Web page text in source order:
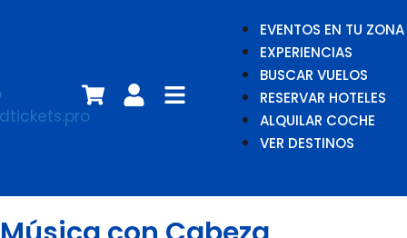
EVENTOS EN TU ZONA
EXPERIENCIAS
BUSCAR VUELOS
RESERVAR HOTELES
ALQUILAR COCHE
VER DESTINOS